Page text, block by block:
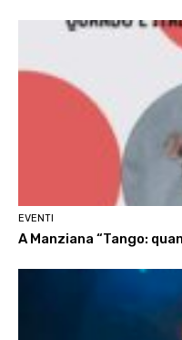
EVENTI
A Manziana “Tango: